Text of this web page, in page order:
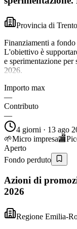
Provincia di Trento
Finanziamenti a
L'obiettivo è
e sperimentazione
2026.
Importo max
—
Contributo
—
4 giorni · 13 ago
🌱Micro impresa🏬
Aperto
Fondo perduto
Azioni di
2026
Regione Emilia-